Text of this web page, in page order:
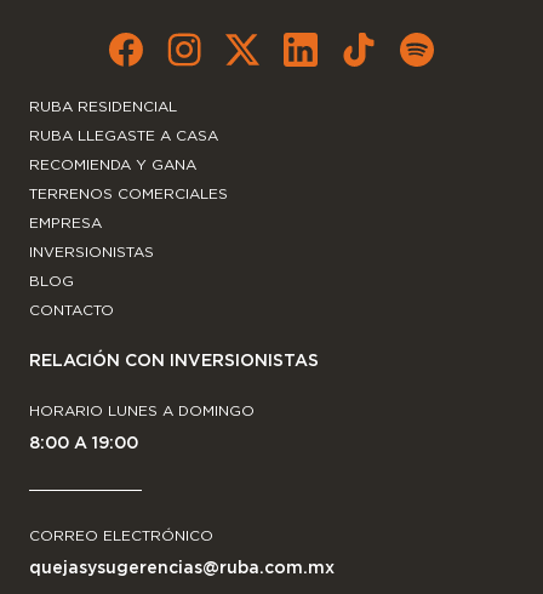
RUBA RESIDENCIAL
RUBA LLEGASTE A CASA
RECOMIENDA Y GANA
TERRENOS COMERCIALES
EMPRESA
INVERSIONISTAS
BLOG
CONTACTO
RELACIÓN CON INVERSIONISTAS
HORARIO LUNES A DOMINGO
8:00 A 19:00
CORREO ELECTRÓNICO
quejasysugerencias@ruba.com.mx